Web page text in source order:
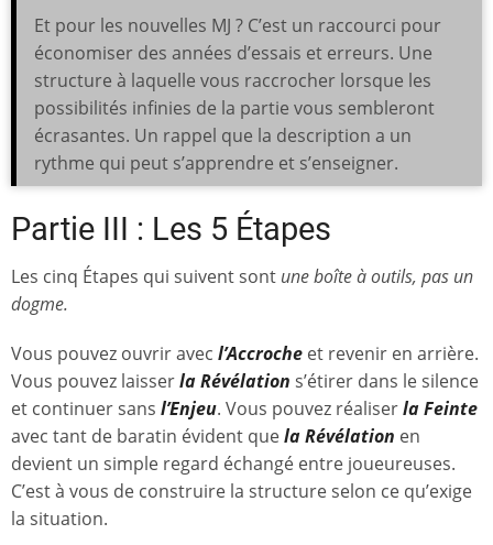
Et pour les nouvelles MJ ? C’est un raccourci pour
économiser des années d’essais et erreurs. Une
structure à laquelle vous raccrocher lorsque les
possibilités infinies de la partie vous sembleront
écrasantes. Un rappel que la description a un
rythme qui peut s’apprendre et s’enseigner.
Partie III : Les 5 Étapes
Les cinq Étapes qui suivent sont une boîte à outils, pas un
dogme.
Vous pouvez ouvrir avec l’Accroche et revenir en arrière.
Vous pouvez laisserla Révélation s’étirer dans le silence
et continuer sans l’Enjeu. Vous pouvez réaliserla Feinte
avec tant de baratin évident quela Révélation en
devient un simple regard échangé entre joueureuses.
C’est à vous de construire la structure selon ce qu’exige
la situation.